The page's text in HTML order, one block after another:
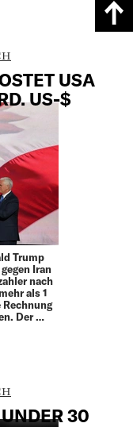
USA
US-$
Trump
Iran
nach
als 1
Rechnung
Der …
30